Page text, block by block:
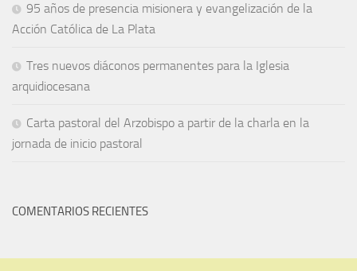
95 años de presencia misionera y evangelización de la
Acción Católica de La Plata
Tres nuevos diáconos permanentes para la Iglesia
arquidiocesana
Carta pastoral del Arzobispo a partir de la charla en la
jornada de inicio pastoral
COMENTARIOS RECIENTES